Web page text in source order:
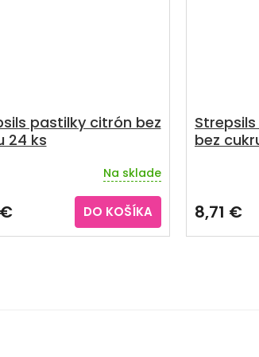
pastilky citrón bez
24 ks
Na sklade
DO KOŠÍKA
bez
8,71 €